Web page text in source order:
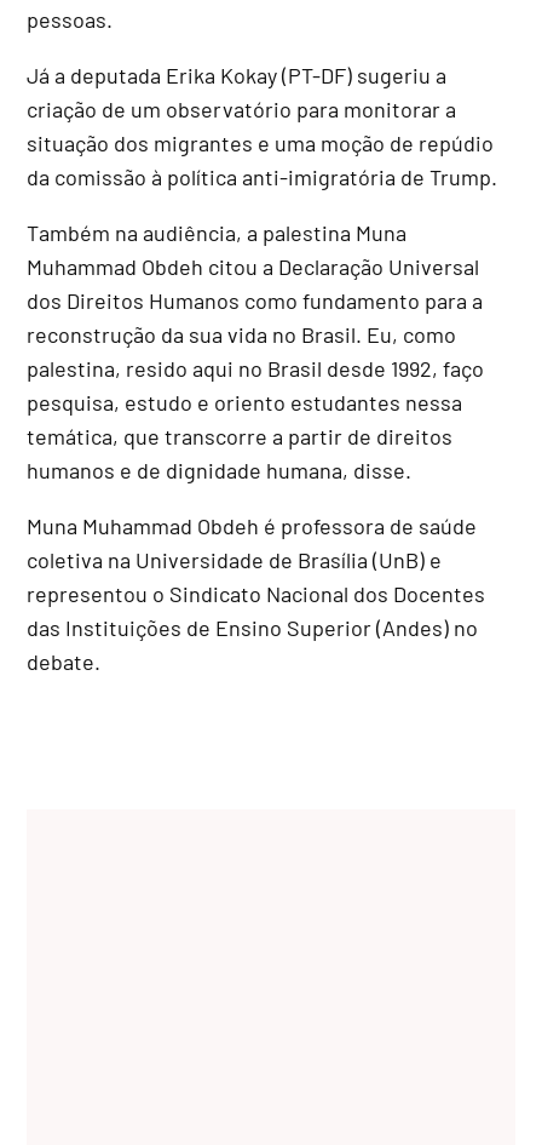
pessoas.
Já a deputada Erika Kokay (PT-DF) sugeriu a
criação de um observatório para monitorar a
situação dos migrantes e uma moção de repúdio
da comissão à política anti-imigratória de Trump.
Também na audiência, a palestina Muna
Muhammad Obdeh citou a Declaração Universal
dos Direitos Humanos como fundamento para a
reconstrução da sua vida no Brasil. Eu, como
palestina, resido aqui no Brasil desde 1992, faço
pesquisa, estudo e oriento estudantes nessa
temática, que transcorre a partir de direitos
humanos e de dignidade humana, disse.
Muna Muhammad Obdeh é professora de saúde
coletiva na Universidade de Brasília (UnB) e
representou o Sindicato Nacional dos Docentes
das Instituições de Ensino Superior (Andes) no
debate.